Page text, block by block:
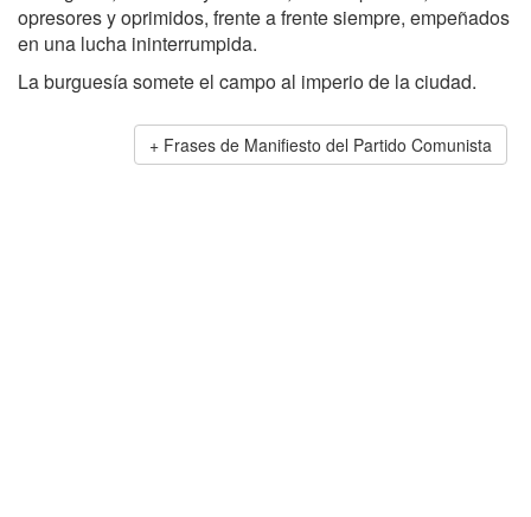
opresores y oprimidos, frente a frente siempre, empeñados
en una lucha ininterrumpida.
La burguesía somete el campo al imperio de la ciudad.
Frases de Manifiesto del Partido Comunista